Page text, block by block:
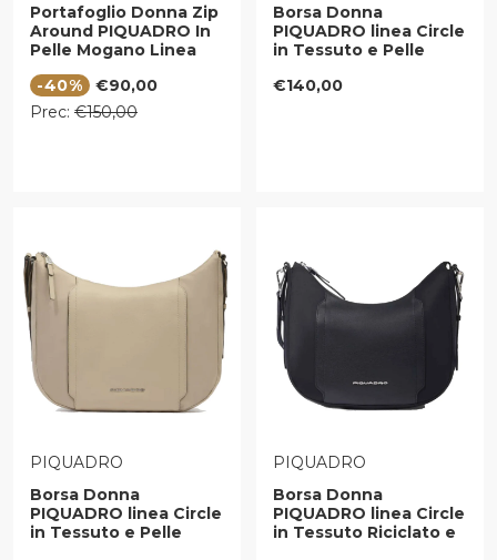
Portafoglio Donna Zip
Around PIQUADRO In
Pelle Mogano Linea
PD3229B2R
-40%
Prezzo di vendita
€90,00
Prezzo regolare
Prec: €150,00
Borsa Donna
PIQUADRO linea Circle
in Tessuto e Pelle
Grande -
Prezzo regolare
€140,00
VENDITORE:
PIQUADRO
Borsa Donna
PIQUADRO linea Circle
in Tessuto e Pelle
VENDITORE:
PIQUADRO
Borsa Donna
PIQUADRO linea Circle
in Tessuto Riciclato e